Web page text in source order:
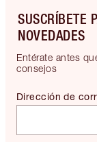
SUSCRÍBETE
NOVEDADES
Entérate antes
consejos
Dirección de